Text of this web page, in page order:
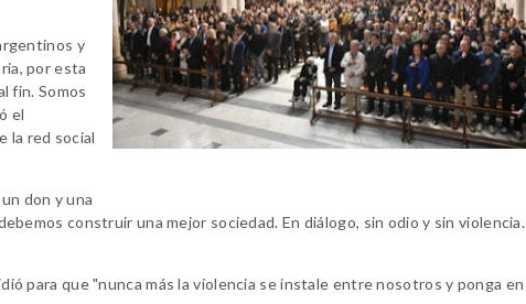
y
por esta
fin. Somos
el
la red social
don y una
construir una mejor sociedad. En diálogo, sin odio y sin violencia.
para que "nunca más la violencia se instale entre nosotros y ponga en